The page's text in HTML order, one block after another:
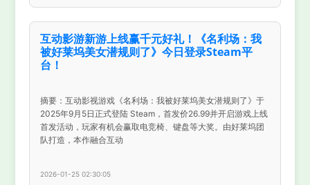
互动影游新游上线赢千元好礼！《名利场：我
被好莱坞美女潜规则了》今日登录Steam平
台！
摘要：互动影视游戏《名利场：我被好莱坞美女潜规则了》于
2025年9月5日正式登陆 Steam，首发价26.99并开启游戏上线
首发活动，玩家有机会赢取电竞椅、键盘等大奖。由好莱坞团
队打造，本作融合互动
2026-01-25 02:30:05